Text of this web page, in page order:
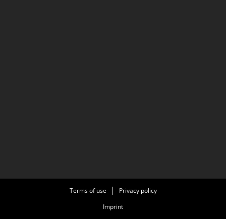
Terms of use
Privacy policy
Imprint